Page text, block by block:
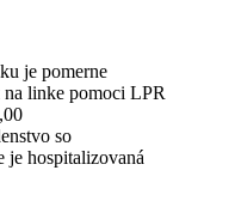
je pomerne
linke pomoci LPR
so
je hospitalizovaná